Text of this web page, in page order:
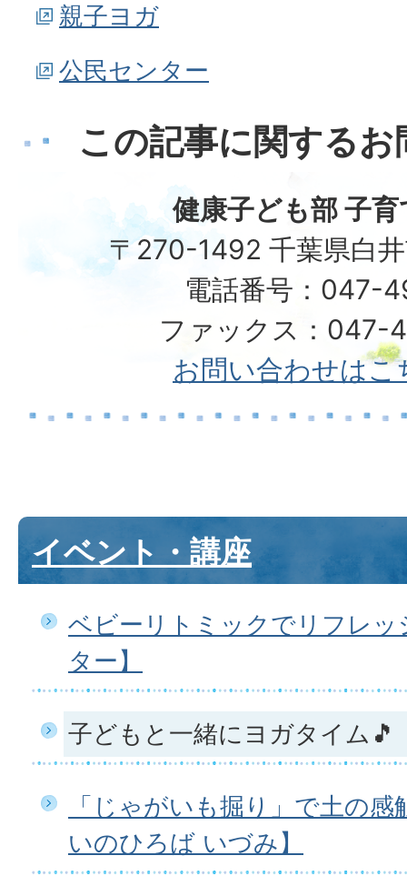
親子ヨガ
公民センター
この記事に関する
健康子ども部 子
〒270-1492 千葉県白
電話番号：047-
ファックス：047-
お問い合わせはこ
イベント・講座
ベビーリトミックでリフレ
ター】
子どもと一緒にヨガタイム🎵
「じゃがいも掘り」で土の
いのひろば いづみ】